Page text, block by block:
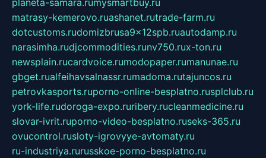
planeta-samara.rumysmartbuy.ru
matrasy-kemerovo.ruashanet.rutrade-farm.ru
dotcustoms.rudomizbrusa9x12spb.ruautodamp.ru
narasimha.rudjcommodities.runv750.rux-ton.ru
newsplain.rucardvoice.rumodopaper.rumanunae.ru
gbget.rualfeihavsalnassr.rumadoma.rutajuncos.ru
petrovkasports.ruporno-online-besplatno.rusplclub.ru
york-life.rudoroga-expo.ruribery.rucleanmedicine.ru
slovar-ivrit.ruporno-video-besplatno.ruseks-365.ru
ovucontrol.rusloty-igrovyye-avtomaty.ru
ru-industriya.rurusskoe-porno-besplatno.ru